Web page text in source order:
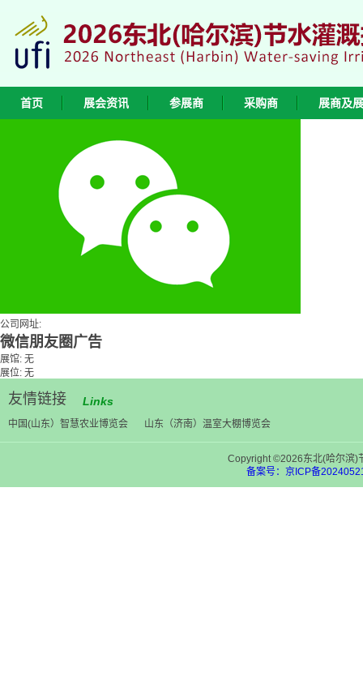
首页 展会资讯 参展商 采购商 展商及
公司网址:
微信朋友圈广告
展馆: 无
展位: 无
友情链接 Links
中国(山东）智慧农业博览会 山东（济南）温室大棚博览会
Copyright ©2026东北(哈尔滨)
备案号：京ICP备